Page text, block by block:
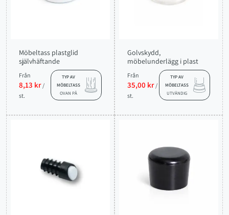
Möbeltass plastglid
självhäftande
Från
8,13 kr /
st.
TYP AV
MÖBELTASS
OVAN PÅ
Golvskydd,
möbelunderlägg i plast
Från
35,00 kr /
st.
TYP AV
MÖBELTASS
UTVÄNDIG